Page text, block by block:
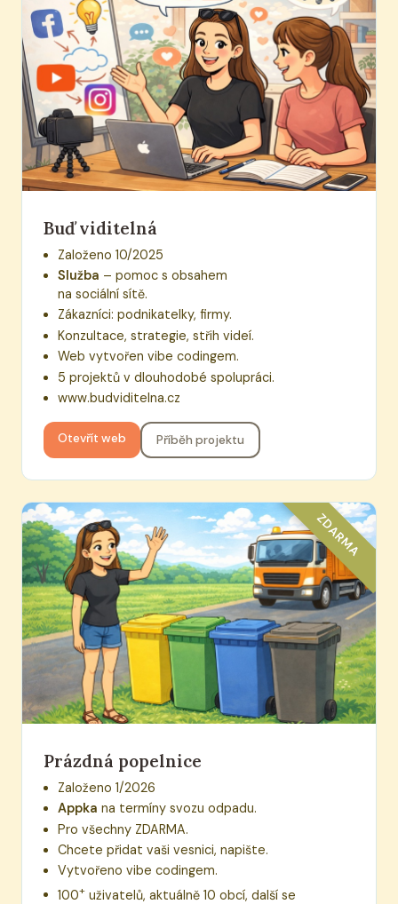
Buď viditelná
Založeno 10/2025
Služba – pomoc s obsahem
na sociální sítě.
Zákazníci: podnikatelky, firmy.
Konzultace, strategie, střih videí.
Web vytvořen vibe codingem.
5 projektů v dlouhodobé spolupráci.
www.budviditelna.cz
Otevřít web Příběh projektu
ZDARMA
Prázdná popelnice
Založeno 1/2026
Appka na termíny svozu odpadu.
Pro všechny ZDARMA.
Chcete přidat vaši vesnici, napište.
Vytvořeno vibe codingem.
100+ uživatelů, aktuálně 10 obcí, další se